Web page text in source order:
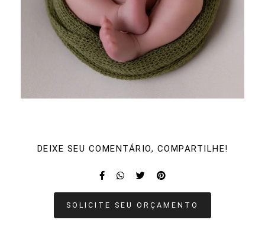
DEIXE SEU COMENTÁRIO, COMPARTILHE!
SOLICITE SEU ORÇAMENTO